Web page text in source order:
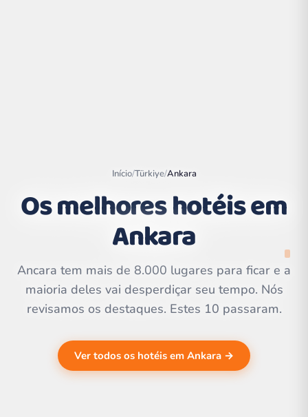
OpenStreetMap
contributors | ©
CARTO
Início/Türkiye/Ankara
Os melhores hotéis em
Ankara
Ancara tem mais de 8.000 lugares para ficar e a
maioria deles vai desperdiçar seu tempo. Nós
revisamos os destaques. Estes 10 passaram.
Ver todos os hotéis em Ankara →